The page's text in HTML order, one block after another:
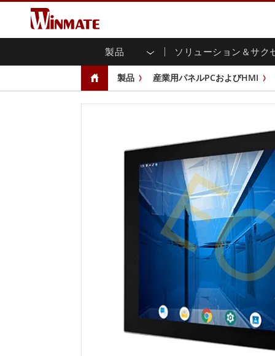
製品 ソリューション＆サク
企業モビリティコンピュータ
頑丈なノートパソコン
堅牢タブレットコントローラー
Android堅牢タブレット
超堅牢タブレット
エッジAIモビリティ
産業
マル
シャ
フロ
PoE
USB
ステ
ズ
車載コンピュータ
Windows 車載コンピュータ
Android 車載コンピュータ
組み
ボッ
IoT
ラジ
頑丈なロボットコントローラ
ロボット コントローラー
石油
ATEX
ータ
堅牢なロボットコントローラ
AI対
農業
交通
再生
ヘビーデューティー
金属
会社概要 投資
保証
ダウ
マーケティングポータル
ファ
新製品情報
ニュ
展示会・イベント
製品 産業用パネルPCおよびHMI